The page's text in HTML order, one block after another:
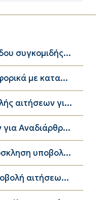
συγκομιδής...
με κατα...
αιτήσεων γι...
Αναδιάρθρ...
υποβολ...
αιτήσεω...